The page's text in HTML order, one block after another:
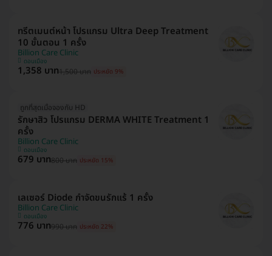
ทรีตเมนต์หน้า โปรแกรม Ultra Deep Treatment
10 ขั้นตอน 1 ครั้ง
Billion Care Clinic
ดอนเมือง
1,358 บาท1,500 บาท ประหยัด 9%
ถูกที่สุดเมื่อจองกับ HD
รักษาสิว โปรแกรม DERMA WHITE Treatment 1
ครั้ง
Billion Care Clinic
ดอนเมือง
679 บาท800 บาท ประหยัด 15%
เลเซอร์ Diode กำจัดขนรักแร้ 1 ครั้ง
Billion Care Clinic
ดอนเมือง
776 บาท990 บาท ประหยัด 22%